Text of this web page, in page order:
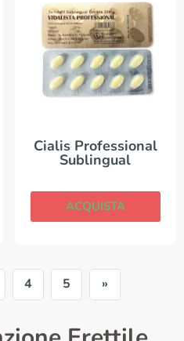
Cialis Professional
Sublingual
ACQUISTA
4 5 »